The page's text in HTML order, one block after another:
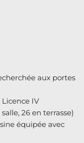
aux portes
IV
26 en terrasse)
équipée avec